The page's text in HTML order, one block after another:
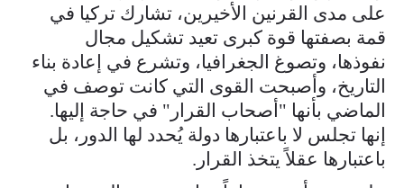
على مدى القرنين الأخيرين، تشارك تركيا في
قمة بصفتها قوة كبرى تعيد تشكيل مجال
نفوذها، وتصوغ الجغرافيا، وتشرع في إعادة بناء
التاريخ، وأصبحت القوى التي كانت توصف في
الماضي بأنها "أصحاب القرار" في حاجة إليها.
إنها تجلس لا باعتبارها دولة يُحدد لها الدور، بل
باعتبارها عقلاً يتخذ القرار.